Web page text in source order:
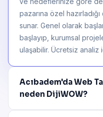
pazarına özel
sunar. Genel olarak
başlayıp, kurumsal
ulaşabilir. Ücretsiz analiz
Acıbadem'da Web
neden DijiWOW?